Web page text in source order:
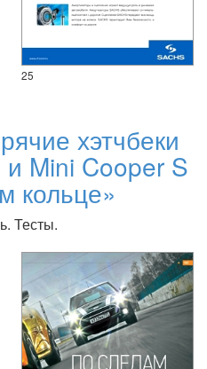
25
хэтчбеки
Mini Cooper S
кольце»
Тесты.